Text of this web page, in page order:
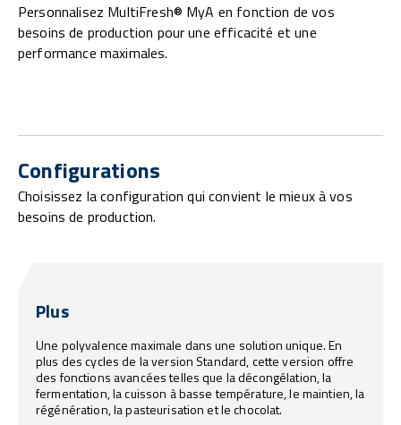
Personnalisez MultiFresh® MyA en fonction de vos
besoins de production pour une efficacité et une
performance maximales.
Configurations
Choisissez la configuration qui convient le mieux à vos
besoins de production.
Plus
Une polyvalence maximale dans une solution unique. En
plus des cycles de la version Standard, cette version offre
des fonctions avancées telles que la décongélation, la
fermentation, la cuisson à basse température, le maintien, la
régénération, la pasteurisation et le chocolat.